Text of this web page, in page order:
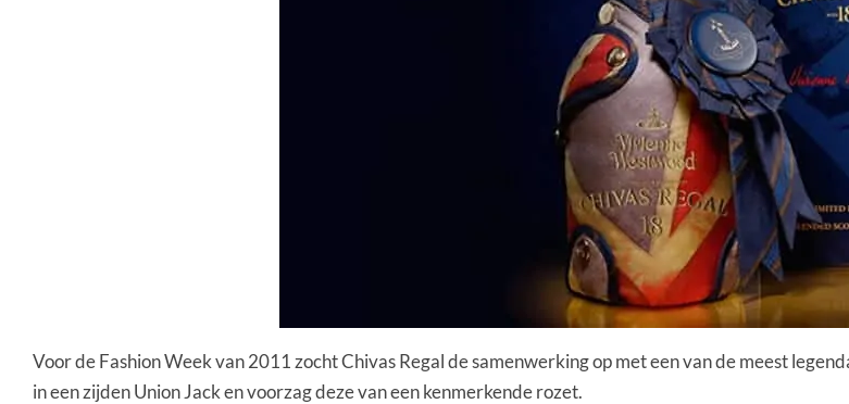
Voor de Fashion Week van 2011 zocht Chivas Regal de samenwerking op met een van de meest
in een zijden Union Jack en voorzag deze van een kenmerkende rozet.